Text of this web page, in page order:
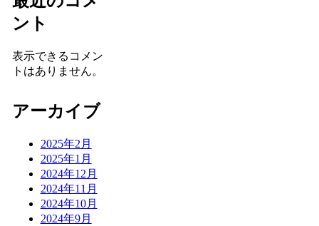
ント
表示できるコメン
トはありません。
アーカイブ
2025年2月
2025年1月
2024年12月
2024年11月
2024年10月
2024年9月